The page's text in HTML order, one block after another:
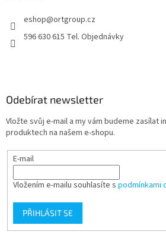
eshop@ortgroup.cz
596 630 615 Tel. Objednávky
Odebírat newsletter
Vložte svůj e-mail a my vám budeme zasílat
produktech na našem e-shopu.
E-mail
Vložením e-mailu souhlasíte s podmínkami
PŘIHLÁSIT SE